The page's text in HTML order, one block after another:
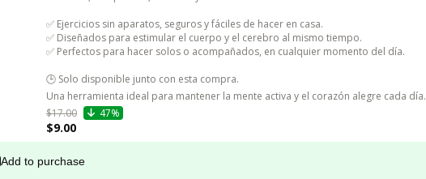
✅ Ejercicios sin aparatos, seguros y fáciles de hacer en casa.
✅ Diseñados para estimular el cuerpo y el cerebro al mismo tiempo.
✅ Perfectos para hacer solos o acompañados, en cualquier momento del día.
🕒 Solo disponible junto con esta compra.
Una herramienta ideal para mantener la mente activa y el corazón alegre cada día.
$17.00
47%
$9.00
Add to purchase